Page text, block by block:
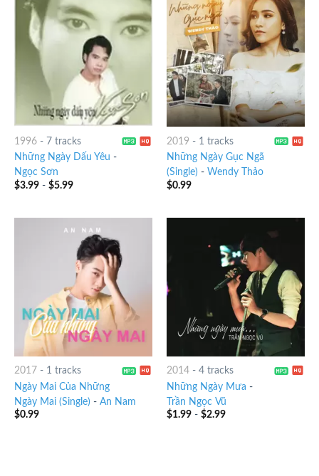
1996- 7 tracks
Những Ngày Dấu Yêu -
Ngọc Sơn
$3.99- $5.99
2019 - 1 tracks
Những Ngày Gục Ngã
(Single) - Wendy Thảo
$0.99
2017 - 1 tracks
Ngày Mai Của Những
Ngày Mai (Single) - An Nam
$0.99
2014- 4 tracks
Những Ngày Mưa -
Trần Ngọc Vũ
$1.99- $2.99